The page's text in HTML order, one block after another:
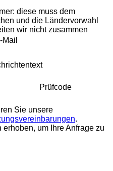
diese muss dem
und die Ländervorwahl
wir nicht zusammen
Mail
Prüfcode
Sie unsere
.
erhoben, um Ihre Anfrage zu